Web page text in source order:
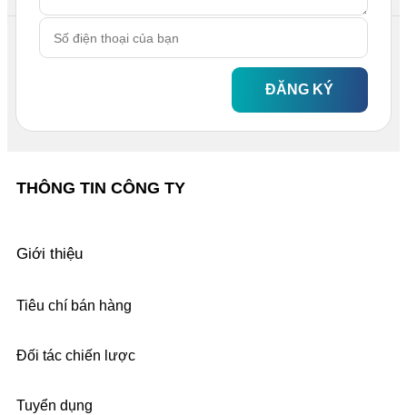
ĐĂNG KÝ
THÔNG TIN CÔNG TY
Giới thiệu
Tiêu chí bán hàng
Đối tác chiến lược
Tuyển dụng